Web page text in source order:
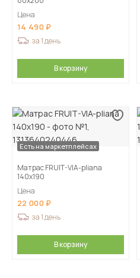
Цена
14 490
за 1 день
В корзину
Есть на маркетплейсах
Матрас FRUIT-VIA-pliana
140х190
Цена
22 000
за 1 день
В корзину